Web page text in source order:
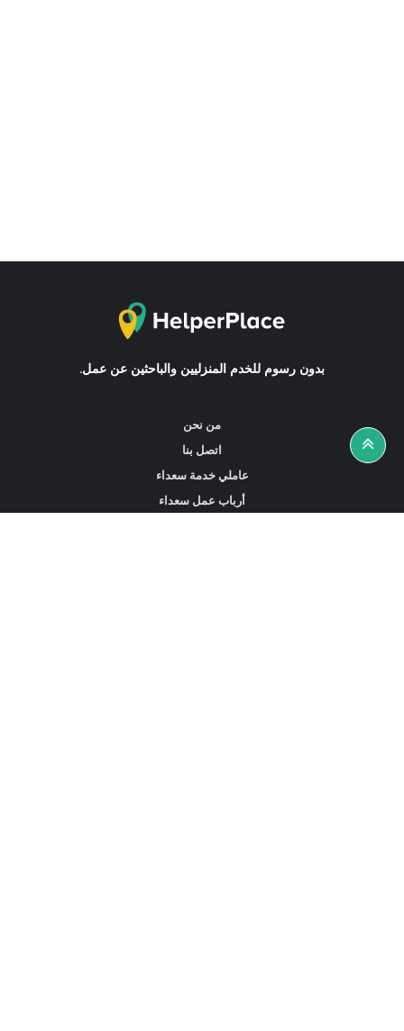
بدون رسوم للخدم المنزليين والباحثين عن عمل.
من نحن
اتصل بنا
عاملي خدمة سعداء
أرباب عمل سعداء